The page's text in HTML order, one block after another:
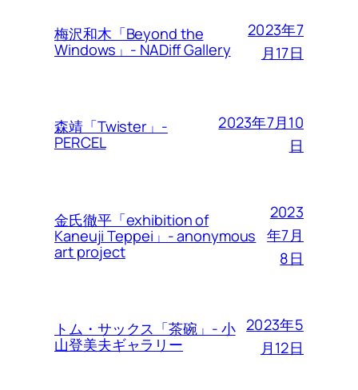
梅沢和木「Beyond the
Windows」- NADiff Gallery
2023年7
月17日
森靖「Twister」-
PERCEL
2023年7月10
日
金氏徹平「exhibition of
Kaneuji Teppei」- anonymous
art project
2023
年7月
8日
トム・サックス「茶碗」- 小
山登美夫ギャラリー
2023年5
月12日